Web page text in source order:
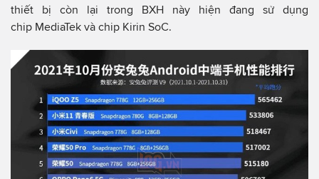
thiết bị còn lại trong BXH này hiện đang sử dụng
chip MediaTek và chip Kirin SoC.